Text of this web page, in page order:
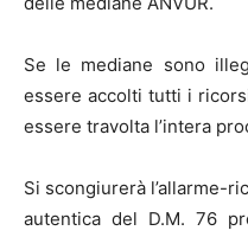
Se le mediane sono
essere accolti tutti i
essere travolta l’intera
Si scongiurerà l’allarme-
autentica del D.M. 76